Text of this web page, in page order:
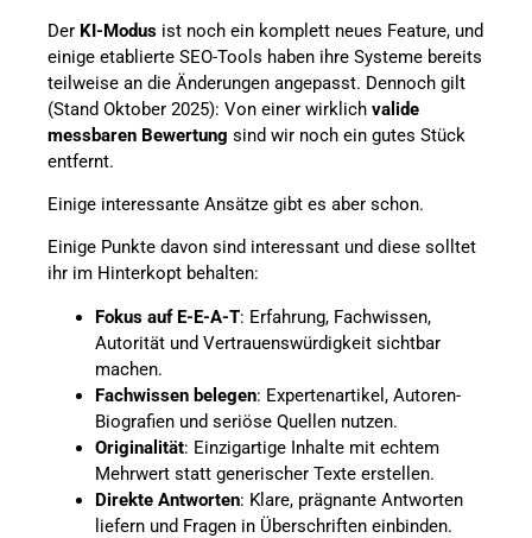
Der KI-Modus ist noch ein komplett neues Feature, und
einige etablierte SEO-Tools haben ihre Systeme bereits
teilweise an die Änderungen angepasst. Dennoch gilt
(Stand Oktober 2025): Von einer wirklich valide
messbaren Bewertung sind wir noch ein gutes Stück
entfernt.
Einige interessante Ansätze gibt es aber schon.
Einige Punkte davon sind interessant und diese solltet
ihr im Hinterkopt behalten:
Fokus auf E-E-A-T: Erfahrung, Fachwissen,
Autorität und Vertrauenswürdigkeit sichtbar
machen.
Fachwissen belegen: Expertenartikel, Autoren-
Biografien und seriöse Quellen nutzen.
Originalität: Einzigartige Inhalte mit echtem
Mehrwert statt generischer Texte erstellen.
Direkte Antworten: Klare, prägnante Antworten
liefern und Fragen in Überschriften einbinden.